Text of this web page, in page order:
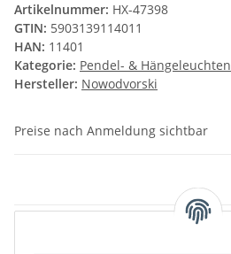
Artikelnummer: HX-47398
GTIN: 5903139114011
HAN: 11401
Kategorie: Pendel- & Hängeleuchten
Hersteller: Nowodvorski
Preise nach Anmeldung sichtbar